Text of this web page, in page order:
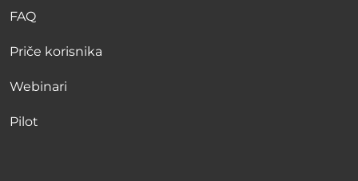
FAQ
Priče korisnika
Webinari
Pilot